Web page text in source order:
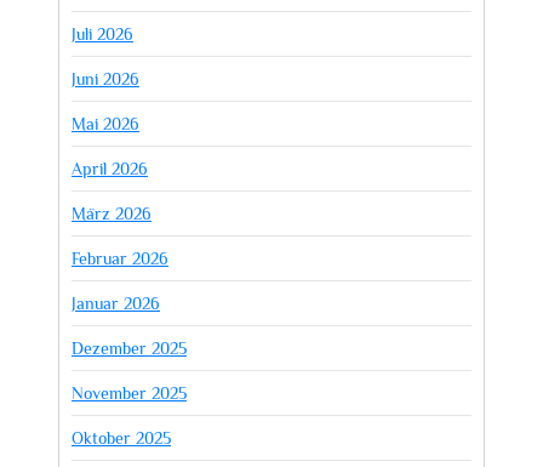
Juli 2026
Juni 2026
Mai 2026
April 2026
März 2026
Februar 2026
Januar 2026
Dezember 2025
November 2025
Oktober 2025